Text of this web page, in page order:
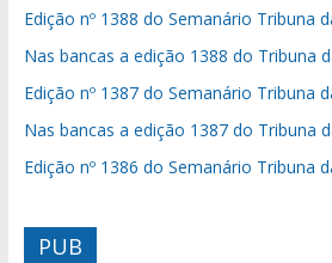
Edição nº 1388 do Semanário Tribuna
Nas bancas a edição 1388 do Tribuna
Edição nº 1387 do Semanário Tribuna
Nas bancas a edição 1387 do Tribuna
Edição nº 1386 do Semanário Tribuna
PUB